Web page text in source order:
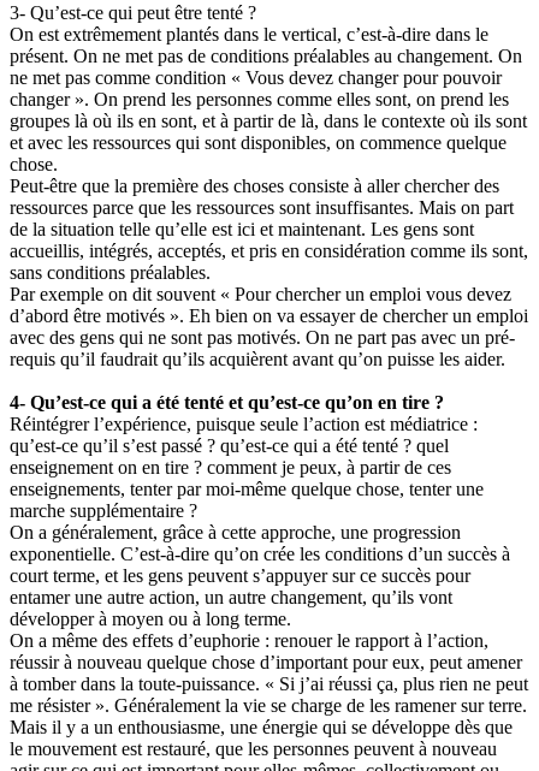
3- Qu’est-ce qui peut être tenté ?
On est extrêmement plantés dans le vertical, c’est-à-dire dans le
présent. On ne met pas de conditions préalables au changement. On
ne met pas comme condition « Vous devez changer pour pouvoir
changer ». On prend les personnes comme elles sont, on prend les
groupes là où ils en sont, et à partir de là, dans le contexte où ils sont
et avec les ressources qui sont disponibles, on commence quelque
chose.
Peut-être que la première des choses consiste à aller chercher des
ressources parce que les ressources sont insuffisantes. Mais on part
de la situation telle qu’elle est ici et maintenant. Les gens sont
accueillis, intégrés, acceptés, et pris en considération comme ils sont,
sans conditions préalables.
Par exemple on dit souvent « Pour chercher un emploi vous devez
d’abord être motivés ». Eh bien on va essayer de chercher un emploi
avec des gens qui ne sont pas motivés. On ne part pas avec un pré-
requis qu’il faudrait qu’ils acquièrent avant qu’on puisse les aider.
4- Qu’est-ce qui a été tenté et qu’est-ce qu’on en tire ?
Réintégrer l’expérience, puisque seule l’action est médiatrice :
qu’est-ce qu’il s’est passé ? qu’est-ce qui a été tenté ? quel
enseignement on en tire ? comment je peux, à partir de ces
enseignements, tenter par moi-même quelque chose, tenter une
marche supplémentaire ?
On a généralement, grâce à cette approche, une progression
exponentielle. C’est-à-dire qu’on crée les conditions d’un succès à
court terme, et les gens peuvent s’appuyer sur ce succès pour
entamer une autre action, un autre changement, qu’ils vont
développer à moyen ou à long terme.
On a même des effets d’euphorie : renouer le rapport à l’action,
réussir à nouveau quelque chose d’important pour eux, peut amener
à tomber dans la toute-puissance. « Si j’ai réussi ça, plus rien ne peut
me résister ». Généralement la vie se charge de les ramener sur terre.
Mais il y a un enthousiasme, une énergie qui se développe dès que
le mouvement est restauré, que les personnes peuvent à nouveau